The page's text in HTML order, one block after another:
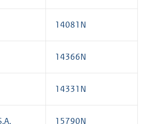
14081N
14366N
14331N
15790N